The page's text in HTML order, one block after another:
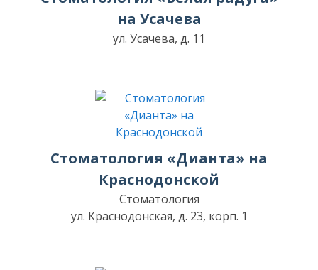
на Усачева
ул. Усачева, д. 11
Стоматология «Дианта» на
Краснодонской
Стоматология
ул. Краснодонская, д. 23, корп. 1